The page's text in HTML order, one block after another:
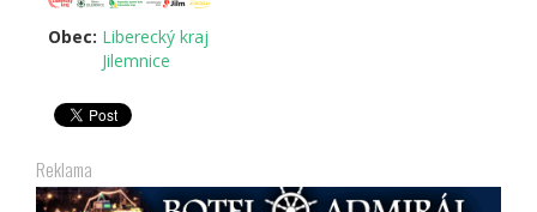
Obec: Liberecký kraj
Jilemnice
Reklama